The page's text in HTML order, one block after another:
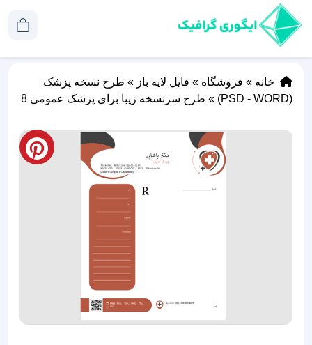
خانه » فروشگاه » فایل لایه باز » طرح نسخه پزشک
(PSD - WORD)
» طرح سرنسخه‌ زیبا برای پزشک عمومی 8